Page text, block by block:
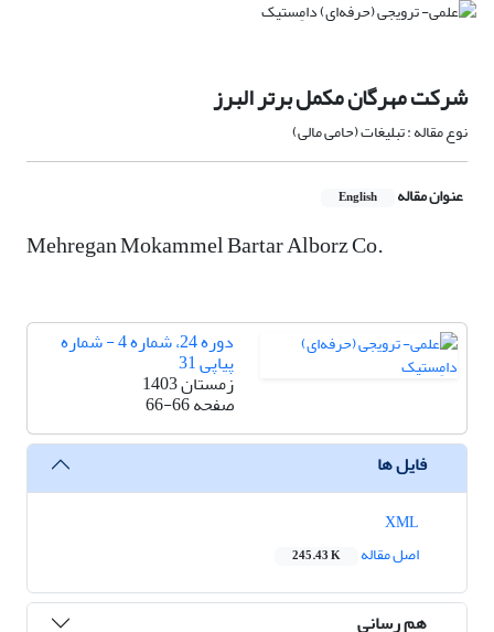
شرکت مهرگان مکمل برتر البرز
نوع مقاله : تبلیغات (حامی مالی)
عنوان مقاله English
Mehregan Mokammel Bartar Alborz Co.
دوره 24، شماره 4 - شماره
پیاپی 31
زمستان 1403
صفحه66-66
فایل ها
اصل مقاله
245.43 K
هم رسانی